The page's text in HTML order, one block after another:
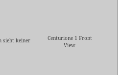
sieht keiner
Centurione 1 Front
View